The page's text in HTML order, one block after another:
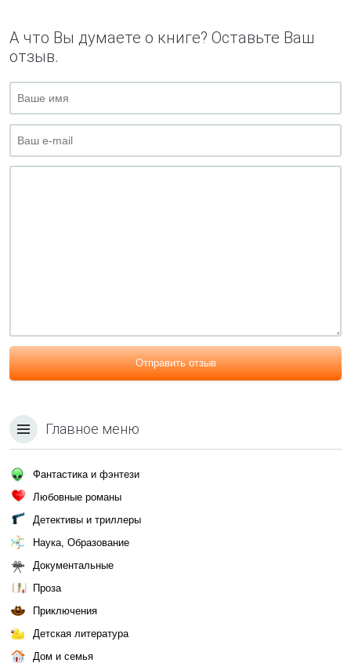
А что Вы думаете о книге? Оставьте Ваш
отзыв.
Отправить отзыв
Главное меню
Фантастика и фэнтези
Любовные романы
Детективы и триллеры
Наука, Образование
Документальные
Проза
Приключения
Детская литература
Дом и семья